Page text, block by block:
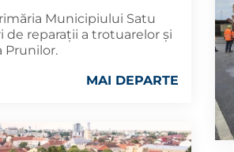
Municipiului Satu
de reparații a trotuarelor și
Prunilor.
MAI DEPARTE